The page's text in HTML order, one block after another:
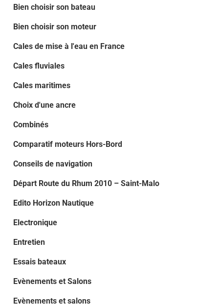
Bien choisir son bateau
Bien choisir son moteur
Cales de mise à l'eau en France
Cales fluviales
Cales maritimes
Choix d'une ancre
Combinés
Comparatif moteurs Hors-Bord
Conseils de navigation
Départ Route du Rhum 2010 – Saint-Malo
Edito Horizon Nautique
Electronique
Entretien
Essais bateaux
Evènements et Salons
Evènements et salons